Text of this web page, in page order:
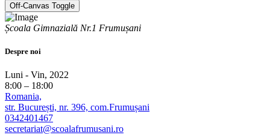
Off-Canvas Toggle
Școala Gimnazială Nr.1 Frumușani
Despre noi
Luni - Vin, 2022
8:00 – 18:00
Romania,
str. București, nr. 396, com.Frumușani
0342401467
secretariat@scoalafrumusani.ro